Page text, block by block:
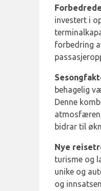
investert i
forbedring
behagelig
Denne
bidrar til
Nye
turisme og
unike og
og